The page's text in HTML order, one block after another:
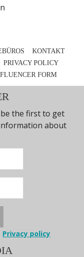
KONTAΚT
PRIVACY POLICY
FORM
the first to get
about
Privacy policy